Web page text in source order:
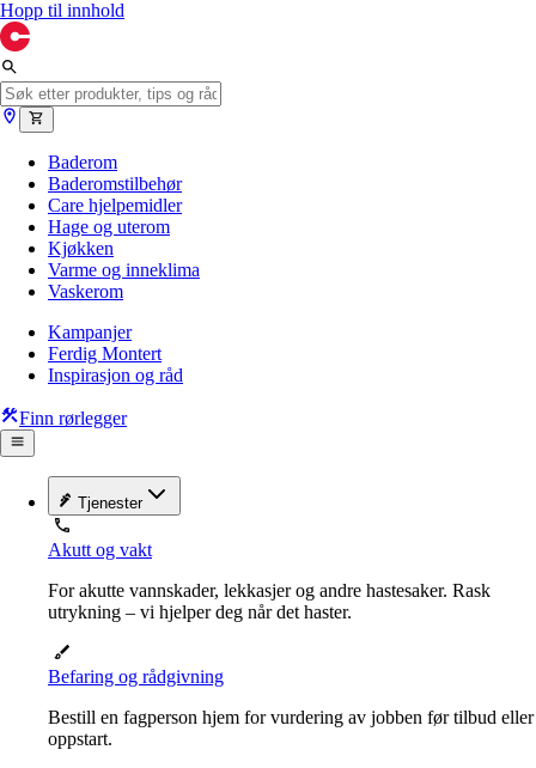
Hopp til innhold
Baderom
Baderomstilbehør
Care hjelpemidler
Hage og uterom
Kjøkken
Varme og inneklima
Vaskerom
Kampanjer
Ferdig Montert
Inspirasjon og råd
Finn rørlegger
Tjenester
Akutt og vakt
For akutte vannskader, lekkasjer og andre hastesaker. Rask
utrykning – vi hjelper deg når det haster.
Befaring og rådgivning
Bestill en fagperson hjem for vurdering av jobben før tilbud eller
oppstart.